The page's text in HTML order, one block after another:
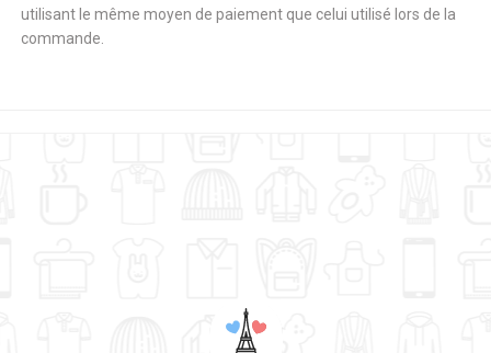
utilisant le même moyen de paiement que celui utilisé lors de la
commande.